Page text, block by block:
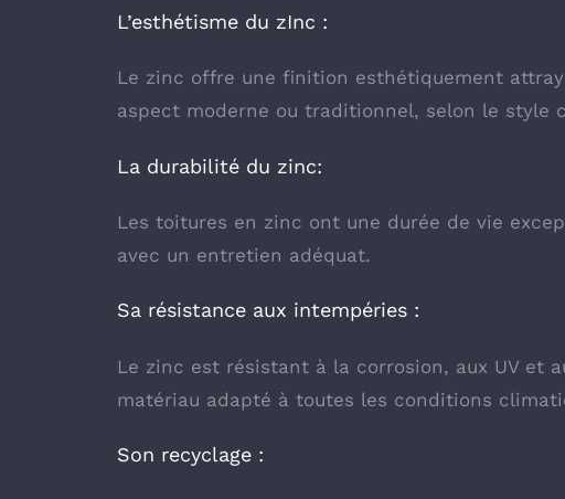
L’esthétisme du zInc :
Le zinc offre une finition esthétiquement
aspect moderne ou traditionnel, selon le style
La durabilité du zinc:
Les toitures en zinc ont une durée de vie
avec un entretien adéquat.
Sa résistance aux intempéries :
Le zinc est résistant à la corrosion, aux UV et
matériau adapté à toutes les conditions
Son recyclage :